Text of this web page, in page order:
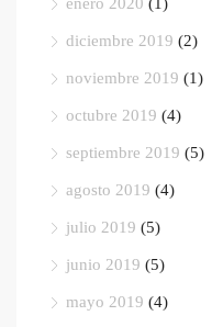
diciembre 2019 (2)
noviembre 2019 (1)
octubre 2019 (4)
septiembre 2019 (5)
agosto 2019 (4)
julio 2019 (5)
junio 2019 (5)
mayo 2019 (4)